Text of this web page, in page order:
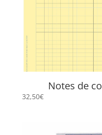
Notes de
32,50€